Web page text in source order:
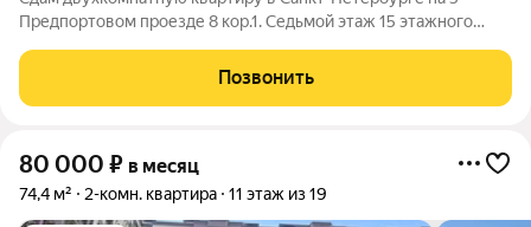
Предпортовом проезде 8 кор.1. Седьмой этаж 15 этажного
изолированные 18+20м2,кухня 8 м2,СУР,балкон. Мебель на
кухне,бытовая техника имеется. Комнаты без
Позвонить
80 000 ₽ в месяц
74,4 м² 2-комн. квартира 11 этаж из 19